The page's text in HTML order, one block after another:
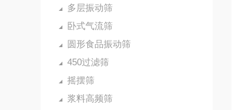
多层振动筛
卧式气流筛
圆形食品振动筛
450过滤筛
摇摆筛
浆料高频筛